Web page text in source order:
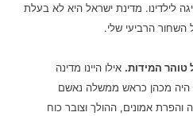
לילדינו. מדינת ישראל היא לא בעלת
השחור הרביעי שלי.
טוהר המידות. אילו היינו מדינה
מכהן כראש ממשלה נאשם
אמונים, ההולך וצובר כוח